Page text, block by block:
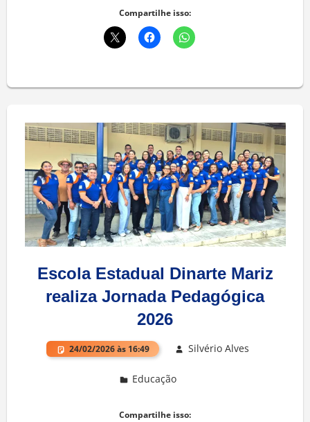
Compartilhe isso:
Escola Estadual Dinarte Mariz
realiza Jornada Pedagógica
2026
24/02/2026 às 16:49 Silvério Alves
Educação
Compartilhe isso: